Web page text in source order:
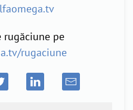
rugăciune pe
rugaciune